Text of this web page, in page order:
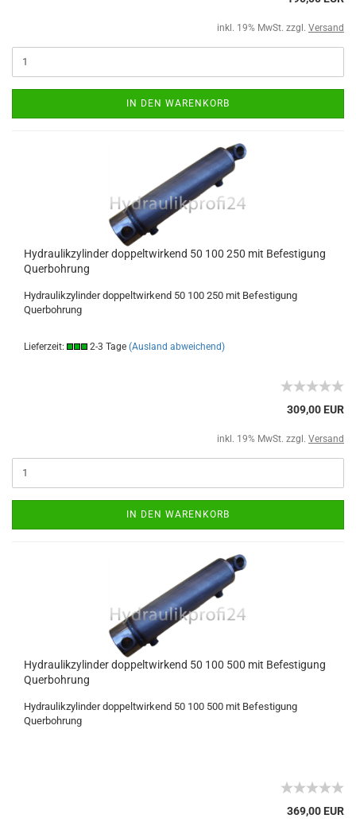
inkl. 19% MwSt. zzgl. Versand
IN DEN WARENKORB
Hydraulikzylinder doppeltwirkend 50 100 250 mit Befestigung
Querbohrung
Hydraulikzylinder doppeltwirkend 50 100 250 mit Befestigung
Querbohrung
Lieferzeit: 2-3 Tage (Ausland abweichend)
309,00 EUR
inkl. 19% MwSt. zzgl. Versand
IN DEN WARENKORB
Hydraulikzylinder doppeltwirkend 50 100 500 mit Befestigung
Querbohrung
Hydraulikzylinder doppeltwirkend 50 100 500 mit Befestigung
Querbohrung
369,00 EUR